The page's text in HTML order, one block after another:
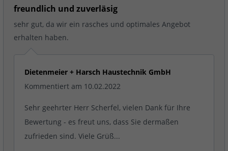
freundlich und zuverläsig
sehr gut, da wir ein rasches und optimales Angebot
erhalten haben.
Dietenmeier + Harsch Haustechnik GmbH
Kommentiert am 10.02.2022
Sehr geehrter Herr Scherfel, vielen Dank für Ihre
Bewertung - es freut uns, dass Sie dermaßen
zufrieden sind. Viele Grüß...